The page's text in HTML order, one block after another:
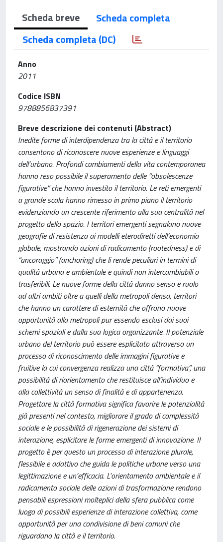
Scheda breve
Scheda completa
Scheda completa (DC)
Anno
2011
Codice ISBN
9788856837391
Breve descrizione dei contenuti (Abstract)
Inedite forme di interdipendenza tra la città e il territorio
consentono di riconoscere nuove esperienze e linguaggi
dell’urbano. Profondi cambiamenti della vita contemporanea
hanno reso possibile il superamento delle “obsolescenze
figurative” che hanno investito il territorio. Le reti emergenti
a grande scala hanno rimesso in primo piano il territorio
evidenziando un crescente riferimento alla sua centralità nel
progetto dello spazio. I territori emergenti segnalano nuove
geografie di resistenza ai modelli eterodiretti dell’economia
globale, mostrando azioni di radicamento (rootedness) e di
“ancoraggio” (anchoring) che li rende peculiari in termini di
qualità urbana e ambientale e quindi non intercambiabili o
trasferibili. Le nuove forme della città danno senso e ruolo
ad altri ambiti oltre a quelli della metropoli densa, territori
che hanno un carattere di esternità che offrono nuove
opportunità alla metropoli pur essendo esclusi dai suoi
schemi spaziali e dalla sua logica organizzante. Il potenziale
urbano del territorio può essere esplicitato attraverso un
processo di riconoscimento delle immagini figurative e
fruitive la cui convergenza realizza una città “formativa”, una
possibilità di riorientamento che restituisce all’individuo e
alla collettività un senso di finalità e di appartenenza.
Progettare la città formativa significa favorire le potenzialità
già presenti nel contesto, migliorare il grado di complessità
sociale e le possibilità di rigenerazione dei sistemi di
interazione, esplicitare le forme emergenti di innovazione. Il
progetto è per questo un processo di interazione plurale,
flessibile e adattivo che guida le politiche urbane verso una
legittimazione e un’efficacia. L’orientamento ambientale e il
radicamento sociale delle azioni di trasformazione rendono
pensabili espressioni molteplici della sfera pubblica come
luogo di possibili esperienze di interazione collettiva, come
opportunità per una condivisione di beni comuni che
riguardano la città e il territorio.